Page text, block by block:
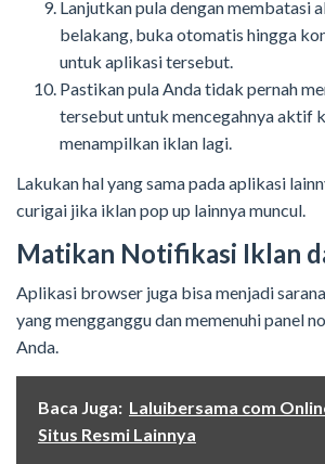
Lanjutkan pula dengan membatasi
belakang, buka otomatis hingga
untuk aplikasi tersebut.
Pastikan pula Anda tidak pernah
tersebut untuk mencegahnya aktif
menampilkan iklan lagi.
Lakukan hal yang sama pada aplikasi
curigai jika iklan pop up lainnya muncul.
Matikan Notifikasi Iklan
Aplikasi browser juga bisa menjadi
yang mengganggu dan memenuhi panel
Anda.
Baca Juga: Laluibersama com
Situs Resmi Lainnya